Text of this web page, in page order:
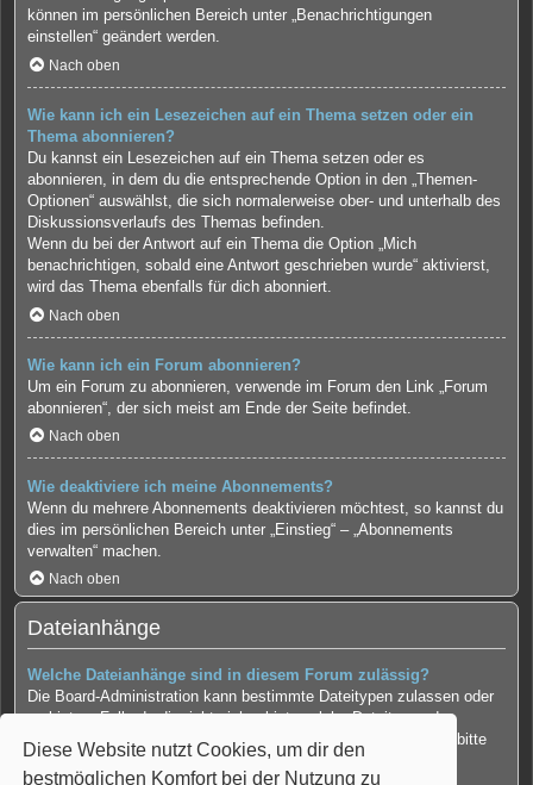
Diese Website nutzt Cookies, um dir den
bestmöglichen Komfort bei der Nutzung zu
können im persönlichen Bereich unter „Benachrichtigungen
einstellen“ geändert werden.
Nach oben
Wie kann ich ein Lesezeichen auf ein Thema setzen oder ein
Thema abonnieren?
Du kannst ein Lesezeichen auf ein Thema setzen oder es
abonnieren, in dem du die entsprechende Option in den „Themen-
Optionen“ auswählst, die sich normalerweise ober- und unterhalb des
Diskussionsverlaufs des Themas befinden.
Wenn du bei der Antwort auf ein Thema die Option „Mich
benachrichtigen, sobald eine Antwort geschrieben wurde“ aktivierst,
wird das Thema ebenfalls für dich abonniert.
Nach oben
Wie kann ich ein Forum abonnieren?
Um ein Forum zu abonnieren, verwende im Forum den Link „Forum
abonnieren“, der sich meist am Ende der Seite befindet.
Nach oben
Wie deaktiviere ich meine Abonnements?
Wenn du mehrere Abonnements deaktivieren möchtest, so kannst du
dies im persönlichen Bereich unter „Einstieg“ – „Abonnements
verwalten“ machen.
Nach oben
Dateianhänge
Welche Dateianhänge sind in diesem Forum zulässig?
Die Board-Administration kann bestimmte Dateitypen zulassen oder
verbieten. Falls du dir nicht sicher bist, welche Dateitypen du
anhängen kannst und du Unterstützung benötigst, wende dich bitte
an die Board-Administration.